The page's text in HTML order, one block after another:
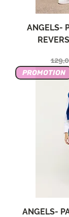
ANGELS-
PROMOTION
ANGELS-